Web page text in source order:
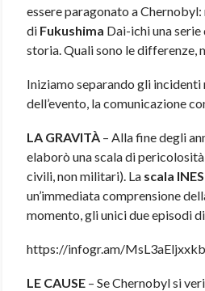
essere paragonato a
di Fukushima Dai-ichi una
storia. Quali sono le differenze,
Iniziamo separando gli incidenti
dell’evento, la comunicazione
LA GRAVITÀ – Alla fine degli
elaborò una scala di
civili, non militari). La scala INES
un’immediata comprensione
momento, gli unici due episodi di
https://infogr.am/
LE CAUSE – Se Chernobyl si